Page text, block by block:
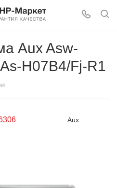
Aux Asw-
H07B4/Fj-R1
Aux